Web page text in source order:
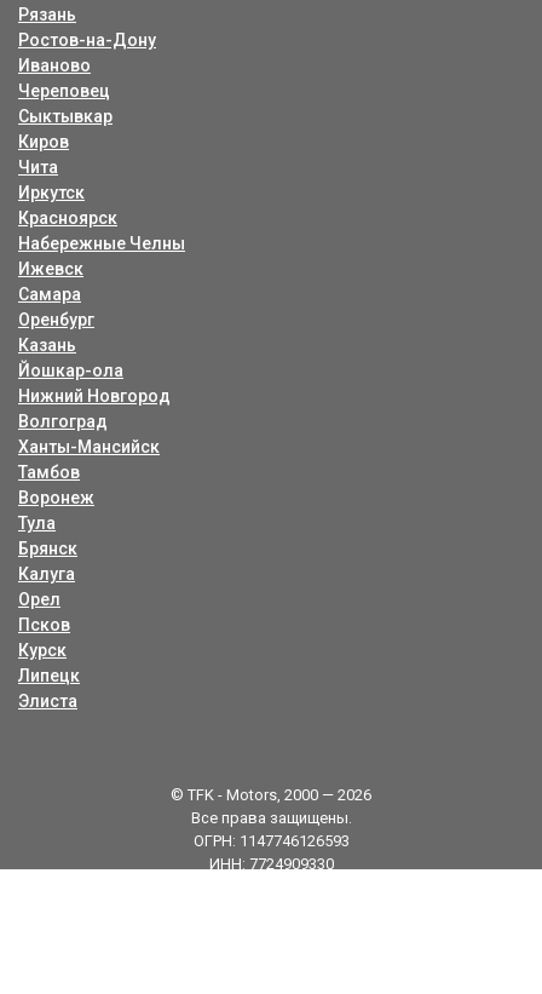
Рязань
Ростов-на-Дону
Иваново
Череповец
Сыктывкар
Киров
Чита
Иркутск
Красноярск
Набережные Челны
Ижевск
Самара
Оренбург
Казань
Йошкар-ола
Нижний Новгород
Волгоград
Ханты-Мансийск
Тамбов
Воронеж
Тула
Брянск
Калуга
Орел
Псков
Курск
Липецк
Элиста
© TFK - Motors, 2000 — 2026
Все права защищены.
ОГРН: 1147746126593
ИНН: 7724909330